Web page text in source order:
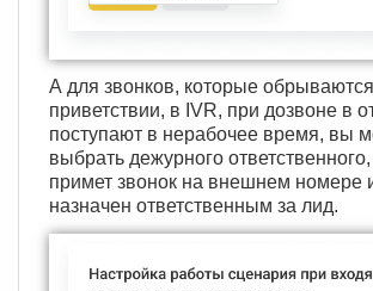
А для звонков, которые
приветствии, в IVR, при дозвоне в
поступают в нерабочее время, вы
выбрать дежурного
примет звонок на внешнем номере
назначен ответственным за лид.